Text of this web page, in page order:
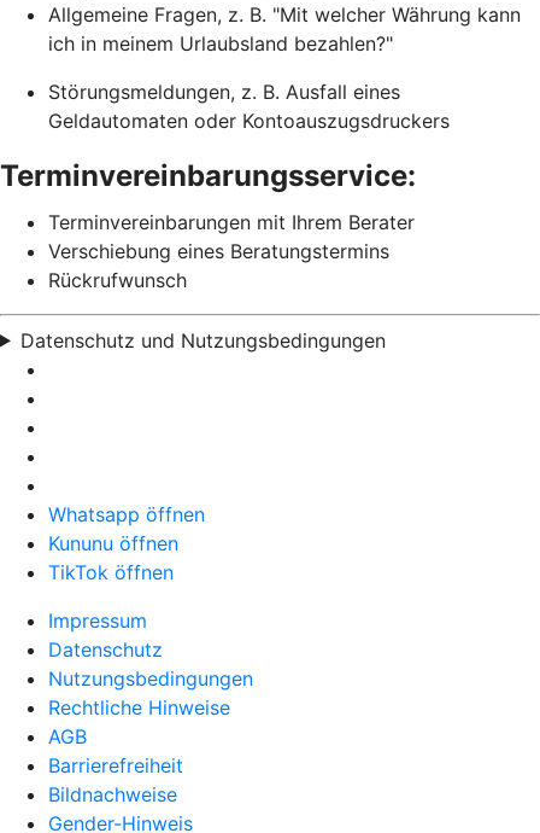
Allgemeine Fragen, z. B. "Mit welcher Währung kann
ich in meinem Urlaubsland bezahlen?"
Störungsmeldungen, z. B. Ausfall eines
Geldautomaten oder Kontoauszugsdruckers
Terminvereinbarungsservice:
Terminvereinbarungen mit Ihrem Berater
Verschiebung eines Beratungstermins
Rückrufwunsch
Datenschutz und Nutzungsbedingungen
Whatsapp öffnen
Kununu öffnen
TikTok öffnen
Impressum
Datenschutz
Nutzungsbedingungen
Rechtliche Hinweise
AGB
Barrierefreiheit
Bildnachweise
Gender-Hinweis